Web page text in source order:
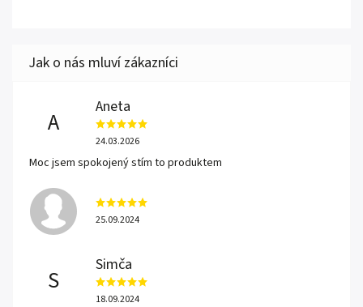
A
Aneta
24.03.2026
Moc jsem spokojený stím to produktem
25.09.2024
S
Simča
18.09.2024